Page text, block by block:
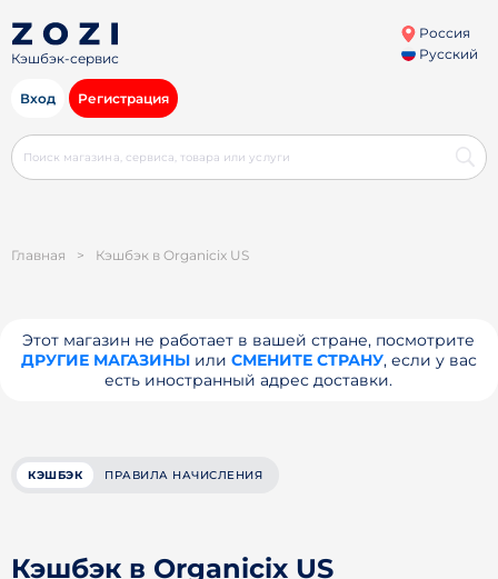
Кэшбэк-сервис
Россия
Русский
Вход Регистрация
Главная > Кэшбэк в Organicix US
Этот магазин не работает в вашей стране, посмотрите
ДРУГИЕ МАГАЗИНЫили СМЕНИТЕ СТРАНУ, если у вас
есть иностранный адрес доставки.
КЭШБЭК ПРАВИЛА НАЧИСЛЕНИЯ
Кэшбэк в Organicix US